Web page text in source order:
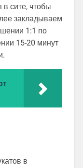
сите, чтобы
закладываем
1:1 по
15-20 минут
в